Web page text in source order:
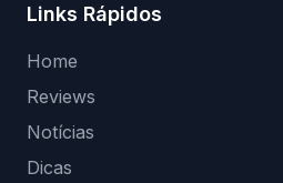
Links Rápidos
Home
Reviews
Notícias
Dicas